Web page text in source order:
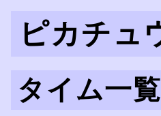
ピカチュ
タイム一覧